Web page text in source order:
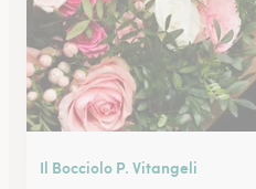
Il Bocciolo P. Vitangeli